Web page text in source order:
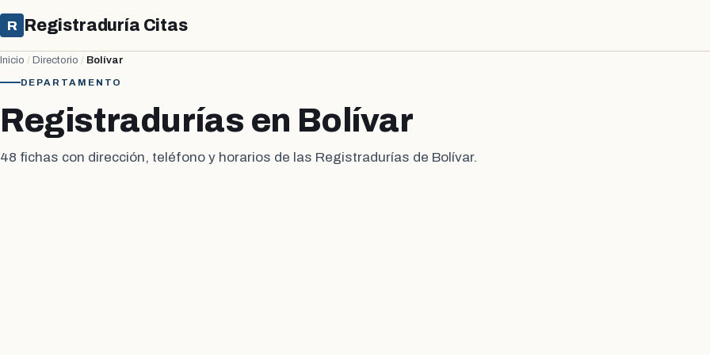
R Registraduría Citas
Inicio / Directorio / Bolívar
DEPARTAMENTO
Registradurías en Bolívar
48 fichas con dirección, teléfono y horarios de las Registradurías de Bolívar.